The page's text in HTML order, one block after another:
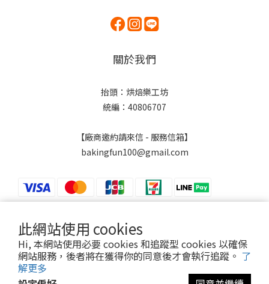
此網站使用 cookies
Hi, 本網站使用必要 cookies 和追蹤型 cookies 以確保
網站服務，後者將在獲得你的同意後才會執行追蹤。 了
解更多
關於我們
抬頭：烘焙樂工坊
統編：40806707
【廠商邀約請來信 - 服務信箱】
bakingfun100@gmail.com
$TWD 繁體中文